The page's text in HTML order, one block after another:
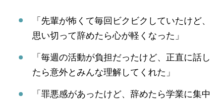
「先輩が怖くて毎回ビクビクしていたけど、
思い切って辞めたら心が軽くなった」
「毎週の活動が負担だったけど、正直に話し
たら意外とみんな理解してくれた」
「罪悪感があったけど、辞めたら学業に集中